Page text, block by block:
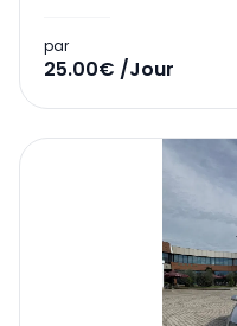
par
25.00€ /Jour